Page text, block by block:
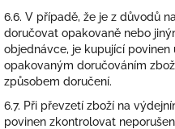
6.6. V případě, že je z důvodů
doručovat opakovaně nebo
objednávce, je kupující
opakovaným doručováním
způsobem doručení.
6.7. Při převzetí zboží na
povinen zkontrolovat